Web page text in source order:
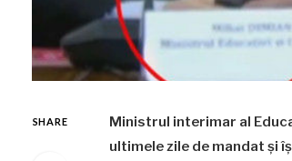
SHARE
Ministrul interimar al
ultimele zile de mandat și